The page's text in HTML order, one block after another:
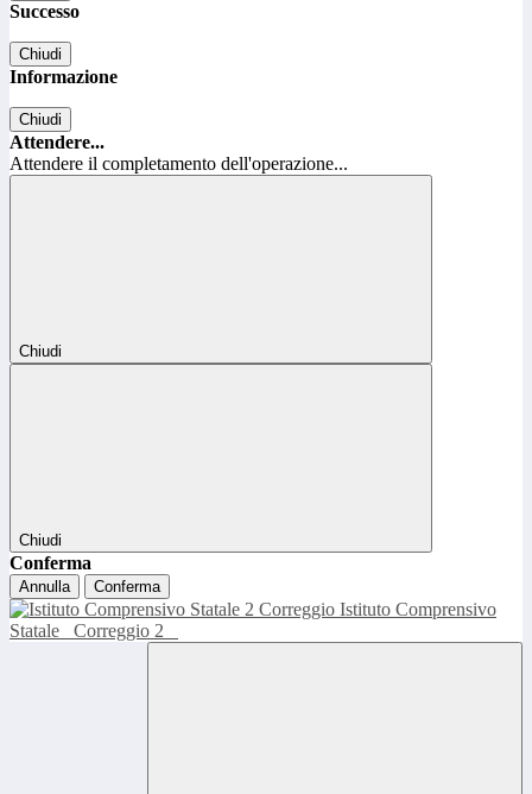
Successo
Chiudi
Informazione
Chiudi
Attendere...
Attendere il completamento dell'operazione...
Chiudi
Chiudi
Conferma
Annulla Conferma
Istituto Comprensivo
Statale
Correggio 2